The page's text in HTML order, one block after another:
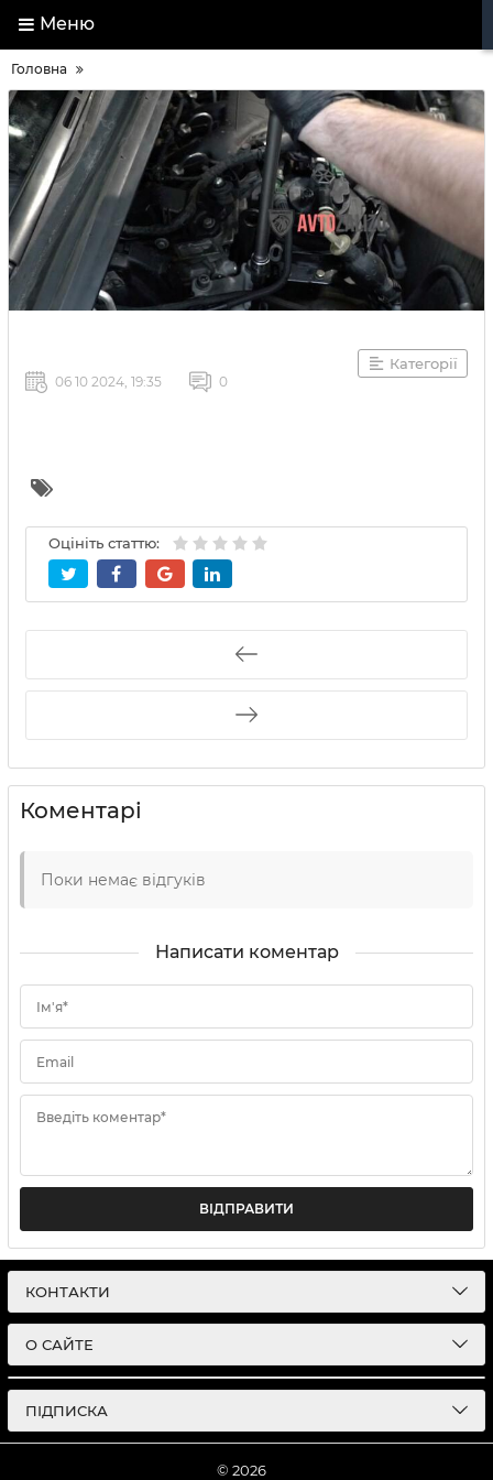
Меню
Головна
Категорії
06 10 2024, 19:35 0
Оцініть статтю:
Коментарі
Поки немає відгуків
Написати коментар
Ім'я*
Email
Введіть коментар*
ВІДПРАВИТИ
КОНТАКТИ
О САЙТЕ
ПІДПИСКА
© 2026